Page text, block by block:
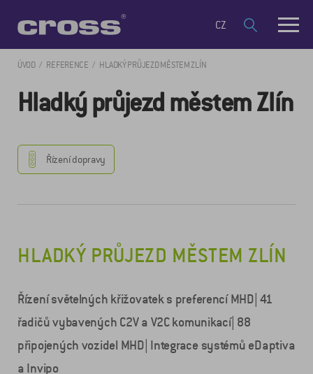
CZ
ÚVOD REFERENCE HLADKÝ PRŮJEZD MĚSTEM ZLÍN
Hladký průjezd městem Zlín
Řízení dopravy
HLADKÝ PRŮJEZD MĚSTEM ZLÍN
Řízení světelných křižovatek s preferencí MHD| 41
řadičů vybavených C2V a V2C komunikací| 88
připojených vozidel MHD| Integrace systémů eDaptiva
a Invipo